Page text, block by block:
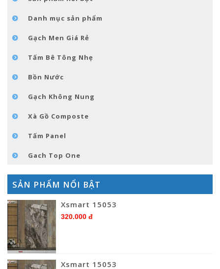
LIÊN HỆDanh mục sản phẩm
Gạch Men Giá Rẻ
Tấm Bê Tông Nhẹ
Bồn Nước
Gạch Không Nung
Xà Gồ Composte
Tấm Panel
Gach Top One
SẢN PHẨM NỔI BẬT
Xsmart 15053
320.000 đ
Xsmart 15053